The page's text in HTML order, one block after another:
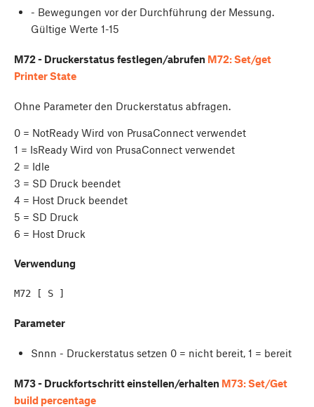
- Bewegungen vor der Durchführung der Messung.
Gültige Werte 1-15
M72 - Druckerstatus festlegen/abrufen M72: Set/get
Printer State
Ohne Parameter den Druckerstatus abfragen.
0 = NotReady Wird von PrusaConnect verwendet
1 = IsReady Wird von PrusaConnect verwendet
2 = Idle
3 = SD Druck beendet
4 = Host Druck beendet
5 = SD Druck
6 = Host Druck
Verwendung
M72 [ S ]
Parameter
Snnn - Druckerstatus setzen 0 = nicht bereit, 1 = bereit
M73 - Druckfortschritt einstellen/erhalten M73: Set/Get
build percentage